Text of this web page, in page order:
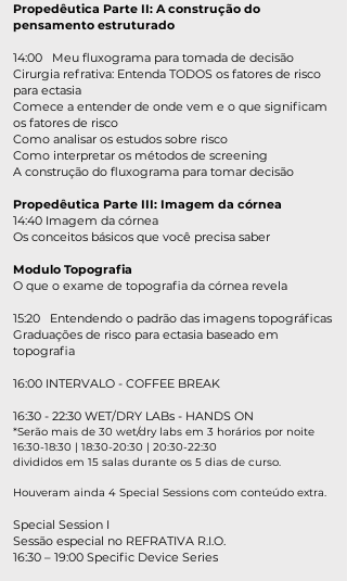
Propedêutica Parte II: A construção do
pensamento estruturado
14:00 Meu fluxograma para tomada de decisão
Cirurgia refrativa: Entenda TODOS os fatores de risco
para ectasia
Comece a entender de onde vem e o que significam
os fatores de risco
Como analisar os estudos sobre risco
Como interpretar os métodos de screening
A construção do fluxograma para tomar decisão
Propedêutica Parte III: Imagem da córnea
14:40 Imagem da córnea
Os conceitos básicos que você precisa saber
Modulo Topografia
O que o exame de topografia da córnea revela
15:20 Entendendo o padrão das imagens topográficas
Graduações de risco para ectasia baseado em
topografia
16:00 INTERVALO - COFFEE BREAK
16:30 - 22:30 WET/DRY LABs - HANDS ON
*Serão mais de 30 wet/dry labs em 3 horários por noite
16:30-18:30 | 18:30-20:30 | 20:30-22:30
divididos em 15 salas durante os 5 dias de curso.
Houveram ainda 4 Special Sessions com conteúdo extra.
Special Session I​
Sessão especial no REFRATIVA R.I.O.
16:30 – 19:00 Specific Device Series